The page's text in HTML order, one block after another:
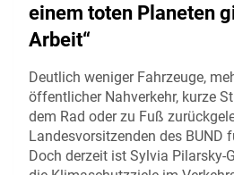
einem toten Planeten
Arbeit“
Deutlich weniger Fahrzeuge,
öffentlicher Nahverkehr, kurze
dem Rad oder zu Fuß
Landesvorsitzenden des BUND
Doch derzeit ist Sylvia Pilarsky-